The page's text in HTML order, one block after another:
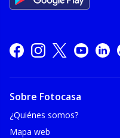
Sobre Fotocasa
¿Quiénes somos?
Mapa web